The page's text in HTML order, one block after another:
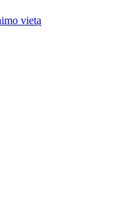
vietą